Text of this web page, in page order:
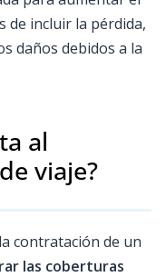
de incluir la pérdida,
daños debidos a la
al
viaje?
contratación de un
las coberturas